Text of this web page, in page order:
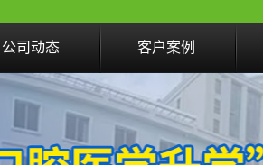
公司动态 客户案例